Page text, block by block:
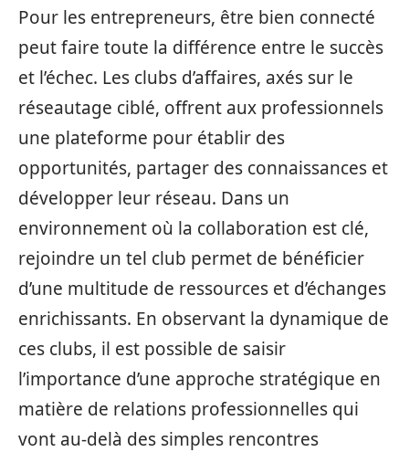
Pour les entrepreneurs, être bien connecté
peut faire toute la différence entre le succès
et l’échec. Les clubs d’affaires, axés sur le
réseautage ciblé, offrent aux professionnels
une plateforme pour établir des
opportunités, partager des connaissances et
développer leur réseau. Dans un
environnement où la collaboration est clé,
rejoindre un tel club permet de bénéficier
d’une multitude de ressources et d’échanges
enrichissants. En observant la dynamique de
ces clubs, il est possible de saisir
l’importance d’une approche stratégique en
matière de relations professionnelles qui
vont au-delà des simples rencontres